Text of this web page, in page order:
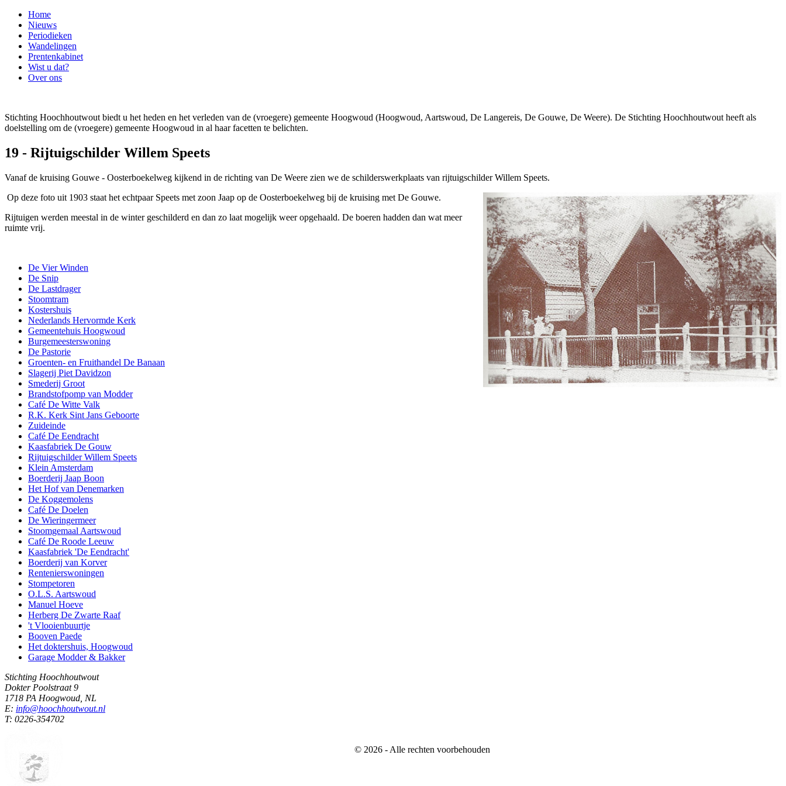
Home
Nieuws
Periodieken
Wandelingen
Prentenkabinet
Wist u dat?
Over ons
Stichting Hoochhoutwout biedt u het heden en het verleden van de (vroegere) gemeente Hoogwoud (Hoogwoud, Aartswoud, De Langereis, De Gouwe, De Weere). De Stichting Hoochhoutwout heeft als
doelstelling om de (vroegere) gemeente Hoogwoud in al haar facetten te belichten.
19 - Rijtuigschilder Willem Speets
Vanaf de kruising Gouwe - Oosterboekelweg kijkend in de richting van De Weere zien we de schilderswerkplaats van rijtuigschilder Willem Speets.
Op deze foto uit 1903 staat het echtpaar Speets met zoon Jaap op de Oosterboekelweg bij de kruising met De Gouwe.
Rijtuigen werden meestal in de winter geschilderd en dan zo laat mogelijk weer opgehaald. De boeren hadden dan wat meer
ruimte vrij.
De Vier Winden
De Snip
De Lastdrager
Stoomtram
Kostershuis
Nederlands Hervormde Kerk
Gemeentehuis Hoogwoud
Burgemeesterswoning
De Pastorie
Groenten- en Fruithandel De Banaan
Slagerij Piet Davidzon
Smederij Groot
Brandstofpomp van Modder
Café De Witte Valk
R.K. Kerk Sint Jans Geboorte
Zuideinde
Café De Eendracht
Kaasfabriek De Gouw
Rijtuigschilder Willem Speets
Klein Amsterdam
Boerderij Jaap Boon
Het Hof van Denemarken
De Koggemolens
Café De Doelen
De Wieringermeer
Stoomgemaal Aartswoud
Café De Roode Leeuw
Kaasfabriek 'De Eendracht'
Boerderij van Korver
Rentenierswoningen
Stompetoren
O.L.S. Aartswoud
Manuel Hoeve
Herberg De Zwarte Raaf
't Vlooienbuurtje
Booven Paede
Het doktershuis, Hoogwoud
Garage Modder & Bakker
Stichting Hoochhoutwout
Dokter Poolstraat 9
1718 PA Hoogwoud, NL
E: info@hoochhoutwout.nl
T: 0226-354702
© 2026 - Alle rechten voorbehouden